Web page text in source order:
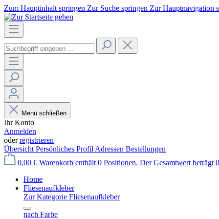
Zum Hauptinhalt springen Zur Suche springen Zur Hauptnavigation
Menü schließen
Ihr Konto
Anmelden
oderregistrieren
Übersicht Persönliches Profil Adressen Bestellungen
0,00 € Warenkorb enthält 0 Positionen. Der Gesamtwert beträgt
Home
Fliesenaufkleber
Zur Kategorie Fliesenaufkleber
nach Farbe